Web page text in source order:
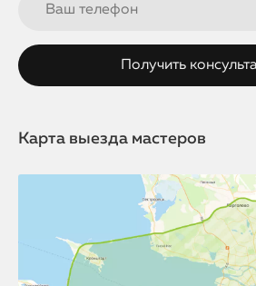
Карта выезда мастеров